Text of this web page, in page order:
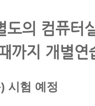
의 컴퓨터
까지 개별연
시험 예정